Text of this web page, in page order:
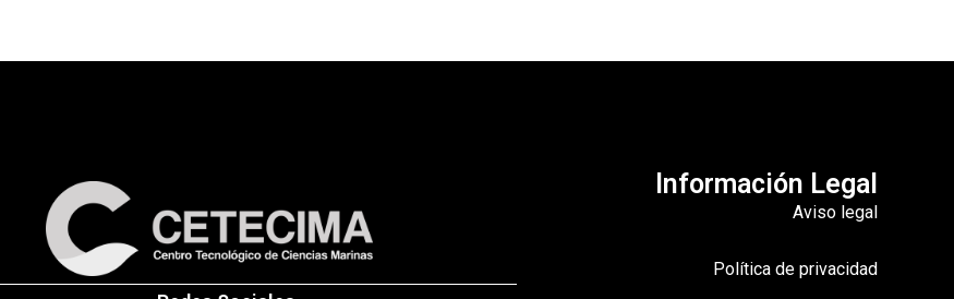
Información Legal
Aviso legal
Política de privacidad